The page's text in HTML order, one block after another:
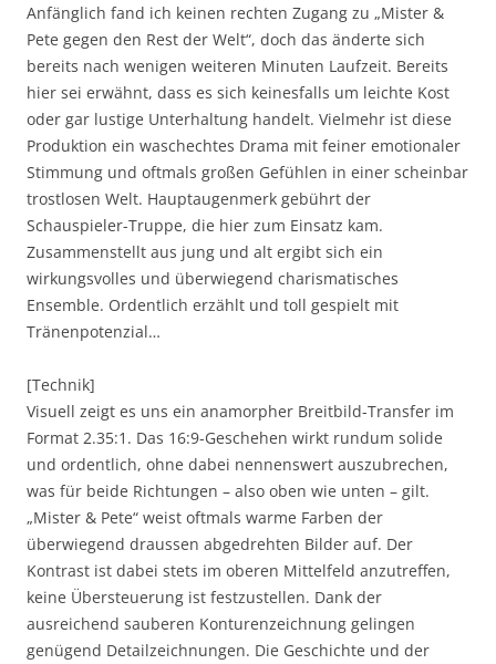
Anfänglich fand ich keinen rechten Zugang zu „Mister &
Pete gegen den Rest der Welt“, doch das änderte sich
bereits nach wenigen weiteren Minuten Laufzeit. Bereits
hier sei erwähnt, dass es sich keinesfalls um leichte Kost
oder gar lustige Unterhaltung handelt. Vielmehr ist diese
Produktion ein waschechtes Drama mit feiner emotionaler
Stimmung und oftmals großen Gefühlen in einer scheinbar
trostlosen Welt. Hauptaugenmerk gebührt der
Schauspieler-Truppe, die hier zum Einsatz kam.
Zusammenstellt aus jung und alt ergibt sich ein
wirkungsvolles und überwiegend charismatisches
Ensemble. Ordentlich erzählt und toll gespielt mit
Tränenpotenzial…
[Technik]
Visuell zeigt es uns ein anamorpher Breitbild-Transfer im
Format 2.35:1. Das 16:9-Geschehen wirkt rundum solide
und ordentlich, ohne dabei nennenswert auszubrechen,
was für beide Richtungen – also oben wie unten – gilt.
„Mister & Pete“ weist oftmals warme Farben der
überwiegend draussen abgedrehten Bilder auf. Der
Kontrast ist dabei stets im oberen Mittelfeld anzutreffen,
keine Übersteuerung ist festzustellen. Dank der
ausreichend sauberen Konturenzeichnung gelingen
genügend Detailzeichnungen. Die Geschichte und der